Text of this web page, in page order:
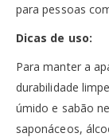
para pessoas
Dicas de uso:
Para manter a
durabilidade
úmido e sabão
saponáceos,